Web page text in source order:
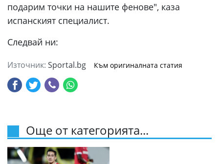
подарим точки на нашите фенове", каза
испанският специалист.
Следвай ни:
Източник: Sportal.bg Към оригиналната статия
Още от категорията...